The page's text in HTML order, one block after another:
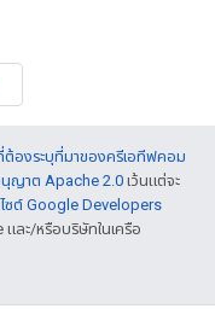
องระบุที่มาของครีเอทีฟคอม
นุญาต Apache 2.0 เว้นแต่จะ
ซต์ Google Developers
และ/หรือบริษัทในเครือ